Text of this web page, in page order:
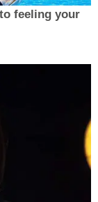
feeling your